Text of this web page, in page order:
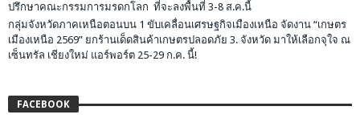
ปรึกษาคณะกรรมการมรดกโลก ที่จะลงพื้นที่ 3-8 ส.ค.นี้
กลุ่มจังหวัดภาคเหนือตอนบน 1 ขับเคลื่อนเศรษฐกิจเมืองเหนือ จัดงาน “เกษตร
เมืองเหนือ 2569” ยกร้านเด็ดสินค้าเกษตรปลอดภัย 3. จังหวัด มาให้เลือกจุใจ ณ
เซ็นทรัล เชียงใหม่ แอร์พอร์ต 25-29 ก.ค. นี้!
FACEBOOK